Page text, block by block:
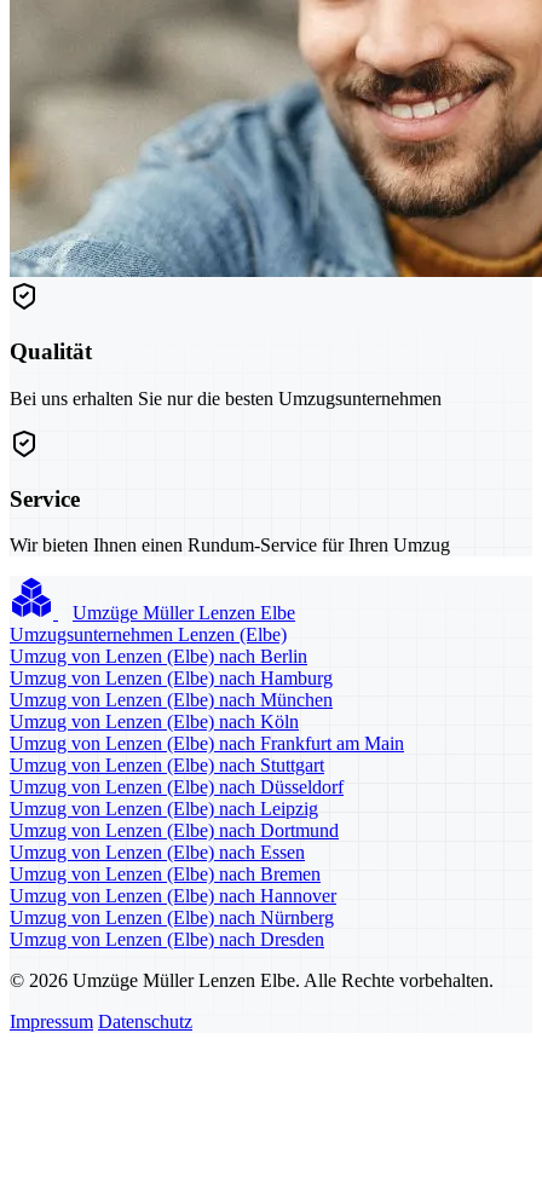
Qualität
Bei uns erhalten Sie nur die besten Umzugsunternehmen
Service
Wir bieten Ihnen einen Rundum-Service für Ihren Umzug
Umzüge Müller Lenzen Elbe
Umzugsunternehmen Lenzen (Elbe)
Umzug von Lenzen (Elbe) nach Berlin
Umzug von Lenzen (Elbe) nach Hamburg
Umzug von Lenzen (Elbe) nach München
Umzug von Lenzen (Elbe) nach Köln
Umzug von Lenzen (Elbe) nach Frankfurt am Main
Umzug von Lenzen (Elbe) nach Stuttgart
Umzug von Lenzen (Elbe) nach Düsseldorf
Umzug von Lenzen (Elbe) nach Leipzig
Umzug von Lenzen (Elbe) nach Dortmund
Umzug von Lenzen (Elbe) nach Essen
Umzug von Lenzen (Elbe) nach Bremen
Umzug von Lenzen (Elbe) nach Hannover
Umzug von Lenzen (Elbe) nach Nürnberg
Umzug von Lenzen (Elbe) nach Dresden
© 2026 Umzüge Müller Lenzen Elbe. Alle Rechte vorbehalten.
Impressum Datenschutz